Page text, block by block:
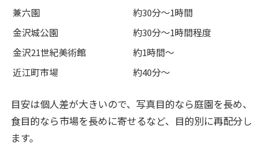
兼六園
約30分〜1時間
金沢城公園
約30分〜1時間程度
金沢21世紀美術館
約1時間〜
近江町市場
約40分〜
目安は個人差が大きいので、写真目的なら庭園を長め、
食目的なら市場を長めに寄せるなど、目的別に再配分し
ます。